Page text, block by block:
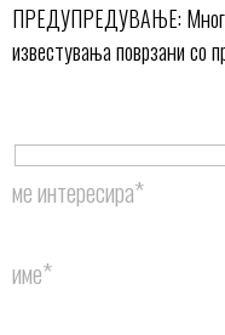
ПРЕДУПРЕДУВАЊЕ: Многу
известувања поврзани со
ме интересира*
име*